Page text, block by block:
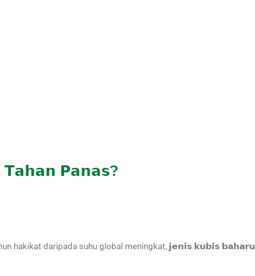
𝗧𝗮𝗵𝗮𝗻 𝗣𝗮𝗻𝗮𝘀?
daripada suhu global meningkat, 𝗷𝗲𝗻𝗶𝘀 𝗸𝘂𝗯𝗶𝘀 𝗯𝗮𝗵𝗮𝗿𝘂